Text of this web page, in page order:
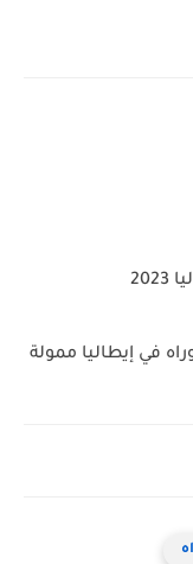
في إيطاليا ممولة